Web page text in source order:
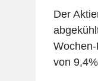
Der
von